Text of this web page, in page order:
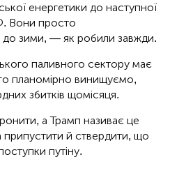
енергетики до наступної
Вони просто
до зими, — як робили завжди.
паливного сектору має
планомірно винищуємо,
збитків щомісяця.
а Трамп називає це
й ствердити, що
путіну.